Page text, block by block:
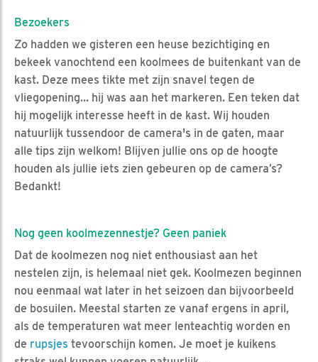
Bezoekers
Zo hadden we gisteren een heuse bezichtiging en
bekeek vanochtend een koolmees de buitenkant van de
kast. Deze mees tikte met zijn snavel tegen de
vliegopening… hij was aan het markeren. Een teken dat
hij mogelijk interesse heeft in de kast. Wij houden
natuurlijk tussendoor de camera's in de gaten, maar
alle tips zijn welkom! Blijven jullie ons op de hoogte
houden als jullie iets zien gebeuren op de camera’s?
Bedankt!
Nog geen koolmezennestje? Geen paniek
Dat de koolmezen nog niet enthousiast aan het
nestelen zijn, is helemaal niet gek. Koolmezen beginnen
nou eenmaal wat later in het seizoen dan bijvoorbeeld
de bosuilen. Meestal starten ze vanaf ergens in april,
als de temperaturen wat meer lenteachtig worden en
de rupsjes tevoorschijn komen. Je moet je kuikens